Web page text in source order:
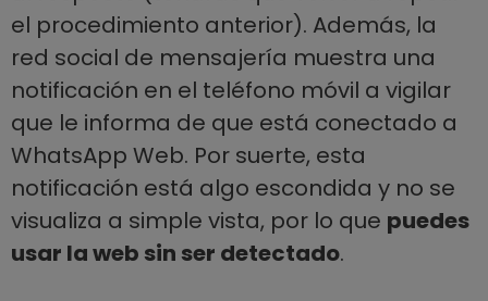
el procedimiento anterior). Además, la
red social de mensajería muestra una
notificación en el teléfono móvil a vigilar
que le informa de que está conectado a
WhatsApp Web. Por suerte, esta
notificación está algo escondida y no se
visualiza a simple vista, por lo que puedes
usar la web sin ser detectado.